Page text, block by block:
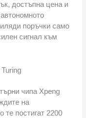
достъпна цена и
поръчки само
сигнал към
чипа Xpeng
на
те постигат 2200